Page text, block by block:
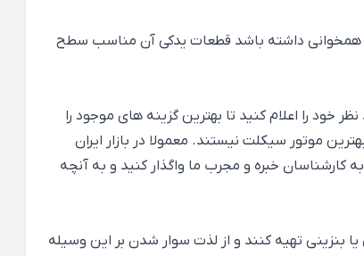
همخوانی داشته باشد قطعات یدکی آن مناسب سطح
را اعلام کنید تا بهترین گزینه های موجود را
موتور سیکلت نیستند. معمولا در بازار ایران
خبره و مجرب ما واگذار کنید و به آنچه
بنزینی تهیه کنند و از لذت سوار شدن بر این وسیله